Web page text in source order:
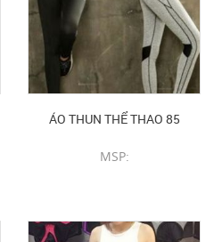
ÁO THUN THỂ THAO 85
MSP: